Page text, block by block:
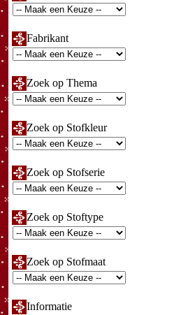
Fabrikant
Zoek op Thema
Zoek op Stofkleur
Zoek op Stofserie
Zoek op Stoftype
Zoek op Stofmaat
Informatie